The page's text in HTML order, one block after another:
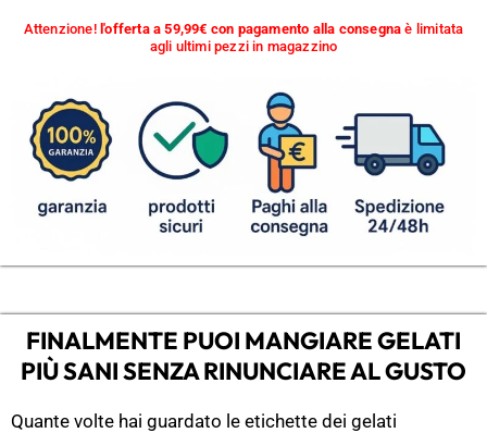
Attenzione!l'offerta a 59,99€ con pagamento alla consegnaè limitata
agli ultimi pezzi in magazzino
FINALMENTE PUOI MANGIARE GELATI
PIÙ SANI SENZA RINUNCIARE AL GUSTO
Quante volte hai guardato le etichette dei gelati